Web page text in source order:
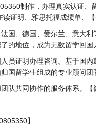
制作，办理真实认证
证明、雅思托福成绩单、
国、德国、爱尔兰、意大
的地位，成为无数留学回国
员证明办理咨询。基于国
国留学生组成的专业顾问团
队共同协作的服务体系。【
】